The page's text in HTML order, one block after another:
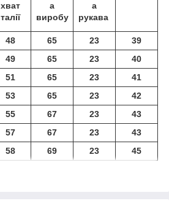
хват
талії
а
виробу
а
рукава
48 65 23
39
49 65 23
40
51 65 23
41
53 65 23
42
55 67 23
43
57 67 23
43
58 69 23 45